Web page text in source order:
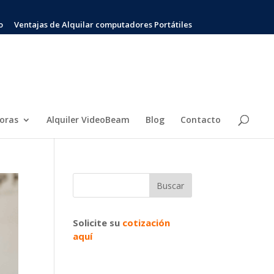
Ventajas de Alquilar computadores Portátiles
Alquiler VideoBeam Blog Contacto
Solicite su cotización
aquí